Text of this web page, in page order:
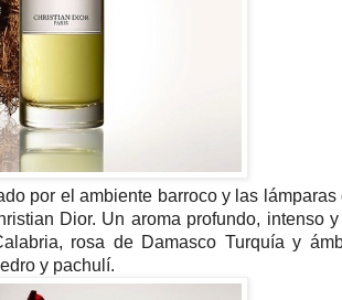
por el ambiente barroco y las
Dior. Un aroma profundo, intenso
rosa de Damasco Turquía y
y pachulí.